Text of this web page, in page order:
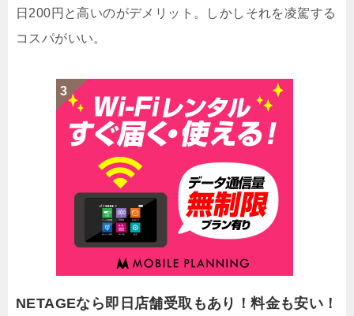
日200円と高いのがデメリット。しかしそれを凌駕する
コスパがいい。
NETAGEなら即日店舗受取もあり！料金も安い！